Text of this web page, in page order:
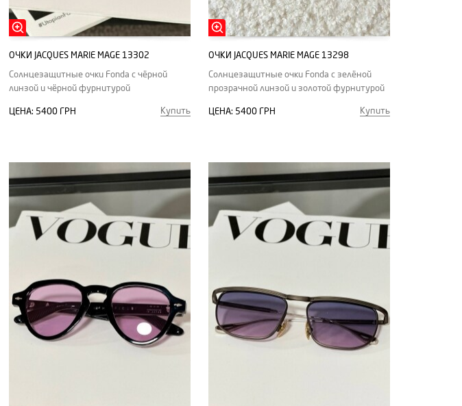
ОЧКИ JACQUES MARIE MAGE 13302
Солнцезащитные очки Fonda с чёрной
линзой и чёрной фурнитурой
ЦЕНА: 5400 ГРН Купить
ОЧКИ JACQUES MARIE MAGE 13298
Солнцезащитные очки Fonda с зелёной
прозрачной линзой и золотой фурнитурой
ЦЕНА: 5400 ГРН Купить